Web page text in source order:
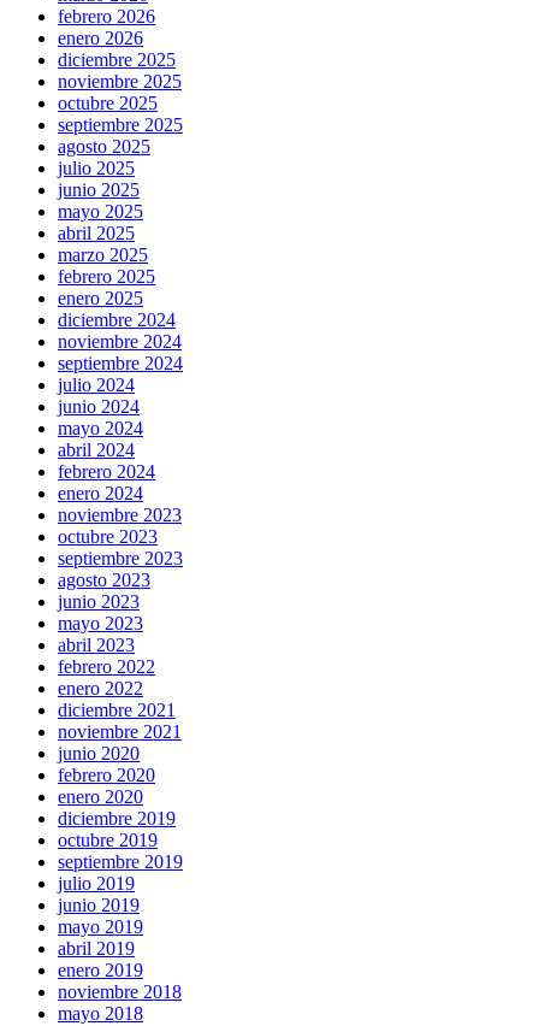
febrero 2026
enero 2026
diciembre 2025
noviembre 2025
octubre 2025
septiembre 2025
agosto 2025
julio 2025
junio 2025
mayo 2025
abril 2025
marzo 2025
febrero 2025
enero 2025
diciembre 2024
noviembre 2024
septiembre 2024
julio 2024
junio 2024
mayo 2024
abril 2024
febrero 2024
enero 2024
noviembre 2023
octubre 2023
septiembre 2023
agosto 2023
junio 2023
mayo 2023
abril 2023
febrero 2022
enero 2022
diciembre 2021
noviembre 2021
junio 2020
febrero 2020
enero 2020
diciembre 2019
octubre 2019
septiembre 2019
julio 2019
junio 2019
mayo 2019
abril 2019
enero 2019
noviembre 2018
mayo 2018